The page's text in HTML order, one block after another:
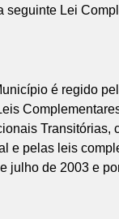
seguinte Lei
é regido
e pelas leis
julho de 2003 e